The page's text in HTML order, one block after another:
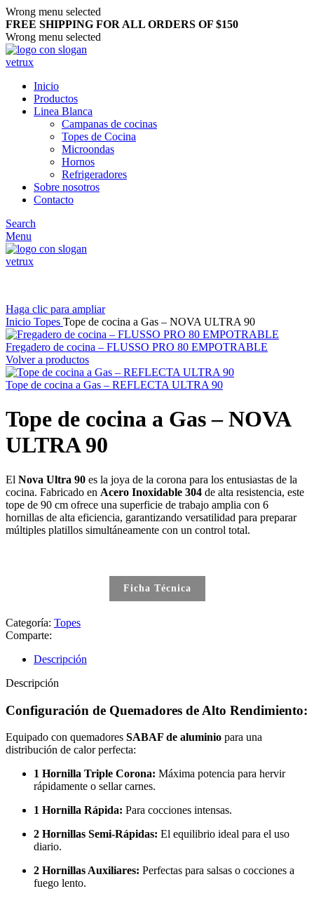
Wrong menu selected
FREE SHIPPING FOR ALL ORDERS OF $150
Wrong menu selected
Inicio
Productos
Linea Blanca
Campanas de cocinas
Topes de Cocina
Microondas
Hornos
Refrigeradores
Sobre nosotros
Contacto
Search
Menu
Haga clic para ampliar
Inicio Topes Tope de cocina a Gas – NOVA ULTRA 90
Fregadero de cocina – FLUSSO PRO 80 EMPOTRABLE
Volver a productos
Tope de cocina a Gas – REFLECTA ULTRA 90
Tope de cocina a Gas – NOVA
ULTRA 90
El Nova Ultra 90 es la joya de la corona para los entusiastas de la
cocina. Fabricado en Acero Inoxidable 304 de alta resistencia, este
tope de 90 cm ofrece una superficie de trabajo amplia con 6
hornillas de alta eficiencia, garantizando versatilidad para preparar
múltiples platillos simultáneamente con un control total.
Ficha Técnica
Categoría: Topes
Comparte:
Descripción
Descripción
Configuración de Quemadores de Alto Rendimiento:
Equipado con quemadores SABAF de aluminio para una
distribución de calor perfecta:
1 Hornilla Triple Corona: Máxima potencia para hervir
rápidamente o sellar carnes.
1 Hornilla Rápida: Para cocciones intensas.
2 Hornillas Semi-Rápidas: El equilibrio ideal para el uso
diario.
2 Hornillas Auxiliares: Perfectas para salsas o cocciones a
fuego lento.